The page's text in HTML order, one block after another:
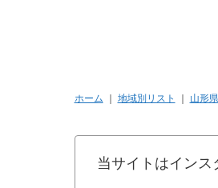
ホーム 地域別リスト 山形
当サイトはインス